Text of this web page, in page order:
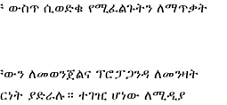
ውስጥ ሲወድቁ የሚፈልጉትን ለማጥቃት
ለመወንጀልና ፕሮፓጋንዳ ለመንዛት
ያድራሉ። ተገዢ ሆነው ለሚዲያ